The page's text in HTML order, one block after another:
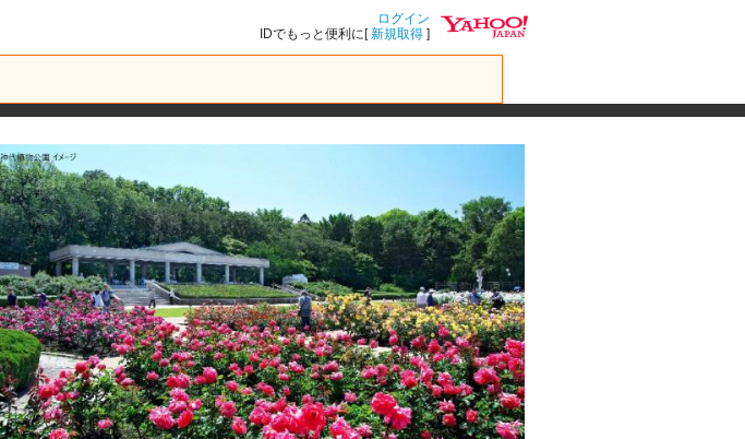
ログイン
IDでもっと便利に[新規取得 ]